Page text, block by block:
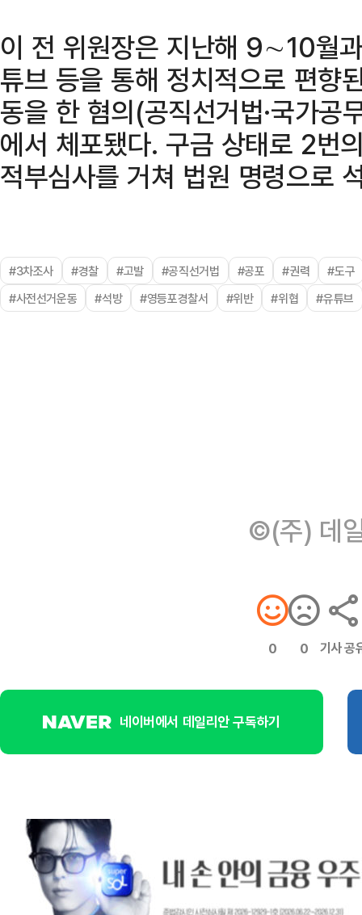
이 전 위원장은 지난해 9∼10월
튜브 등을 통해 정치적으로 편향
동을 한 혐의(공직선거법·국가
에서 체포됐다. 구금 상태로 2번
적부심사를 거쳐 법원 명령으로
#3차조사 #경찰 #고발 #공직선거법 #공포 #권력
#도구
#사전선거운동
#석방 #영등포경찰서 #위반 #위협 #유튜브
©(주) 데
0 0 기사 공
네이버에서 데일리안 구독하기